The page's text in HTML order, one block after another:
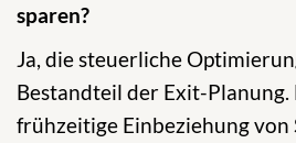
sparen?
Ja, die steuerliche
Bestandteil der Exit-Planung.
frühzeitige Einbeziehung von